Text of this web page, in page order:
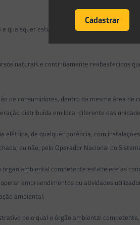
estudos solicitados pelo órgão
naturais e continuamente reabastecidos
consumidores, dentro da mesma área de
distribuída em local diferente das
de qualquer potência, com
ou não, pelo Operador Nacional do
ambiental competente estabelece as
empreendimentos ou atividades
ambiental;
pelo qual o órgão ambiental